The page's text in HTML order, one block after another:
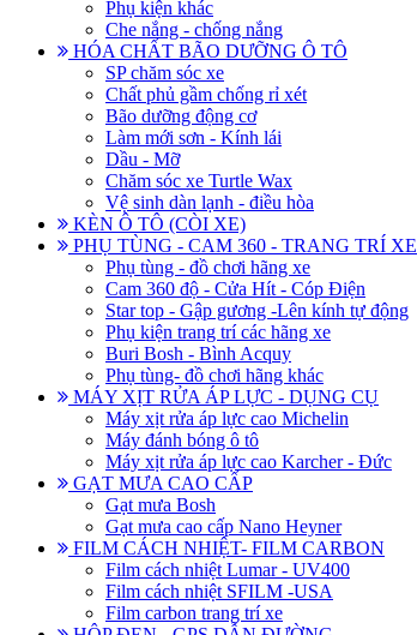
Phụ kiện khác
Che nắng - chống nắng
HÓA CHẤT BÃO DƯỠNG Ô TÔ
SP chăm sóc xe
Chất phủ gầm chống rỉ xét
Bão dưỡng động cơ
Làm mới sơn - Kính lái
Dầu - Mỡ
Chăm sóc xe Turtle Wax
Vệ sinh dàn lạnh - điều hòa
KÈN Ô TÔ (CÒI XE)
PHỤ TÙNG - CAM 360 - TRANG TRÍ XE
Phụ tùng - đồ chơi hãng xe
Cam 360 độ - Cửa Hít - Cóp Điện
Star top - Gập gương -Lên kính tự động
Phụ kiện trang trí các hãng xe
Buri Bosh - Bình Acquy
Phụ tùng- đồ chơi hãng khác
MÁY XỊT RỬA ÁP LỰC - DỤNG CỤ
Máy xịt rửa áp lực cao Michelin
Máy đánh bóng ô tô
Máy xịt rửa áp lực cao Karcher - Đức
GẠT MƯA CAO CẤP
Gạt mưa Bosh
Gạt mưa cao cấp Nano Heyner
FILM CÁCH NHIỆT- FILM CARBON
Film cách nhiệt Lumar - UV400
Film cách nhiệt SFILM -USA
Film carbon trang trí xe